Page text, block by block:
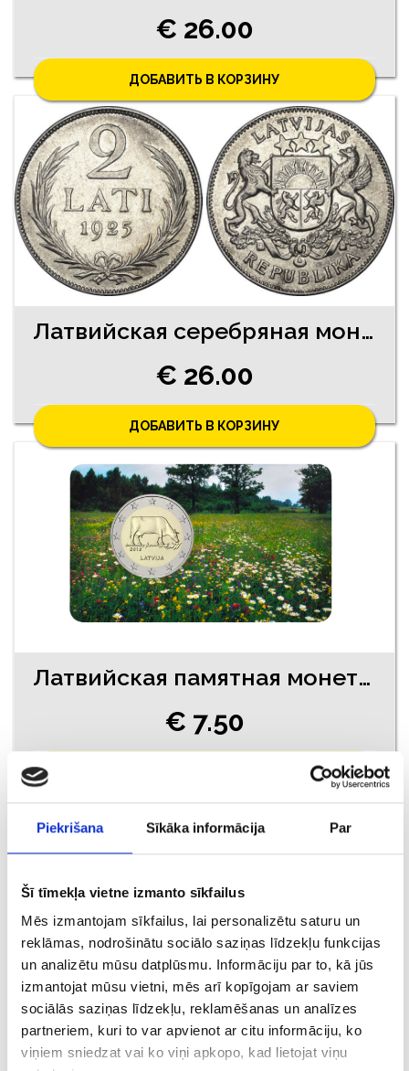
Piekrišana Sīkāka informācija Par
Šī tīmekļa vietne izmanto sīkfailus
Mēs izmantojam sīkfailus, lai personalizētu saturu un
reklāmas, nodrošinātu sociālo saziņas līdzekļu funkcijas
un analizētu mūsu datplūsmu. Informāciju par to, kā jūs
izmantojat mūsu vietni, mēs arī kopīgojam ar saviem
sociālās saziņas līdzekļu, reklamēšanas un analīzes
partneriem, kuri to var apvienot ar citu informāciju, ko
viņiem sniedzat vai ko viņi apkopo, kad lietojat viņu
€ 26.00
ДОБАВИТЬ В КОРЗИНУ
Латвийская серебряная монета 2 Lati 1925 года
€ 26.00
ДОБАВИТЬ В КОРЗИНУ
Латвийская памятная монета 2 евро Brūna Govs 2016
€ 7.50